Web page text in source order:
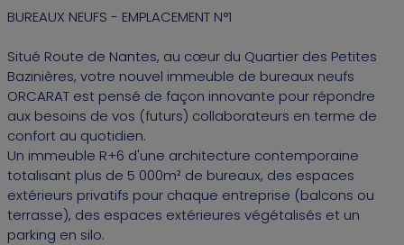
BUREAUX NEUFS - EMPLACEMENT N°1
Situé Route de Nantes, au cœur du Quartier des Petites
Bazinières, votre nouvel immeuble de bureaux neufs
ORCARAT est pensé de façon innovante pour répondre
aux besoins de vos (futurs) collaborateurs en terme de
confort au quotidien.
Un immeuble R+6 d'une architecture contemporaine
totalisant plus de 5 000m² de bureaux, des espaces
extérieurs privatifs pour chaque entreprise (balcons ou
terrasse), des espaces extérieures végétalisés et un
parking en silo.